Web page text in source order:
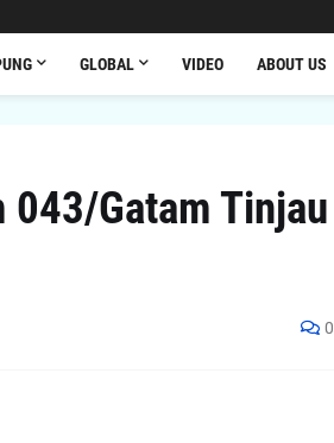
GLOBAL VIDEO ABOUT US
043/Gatam Tinjau
0